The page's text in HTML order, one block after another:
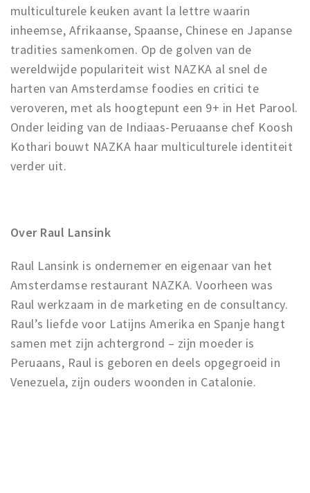
multiculturele keuken avant la lettre waarin
inheemse, Afrikaanse, Spaanse, Chinese en Japanse
tradities samenkomen. Op de golven van de
wereldwijde populariteit wist NAZKA al snel de
harten van Amsterdamse foodies en critici te
veroveren, met als hoogtepunt een 9+ in Het Parool.
Onder leiding van de Indiaas-Peruaanse chef Koosh
Kothari bouwt NAZKA haar multiculturele identiteit
verder uit.
Over Raul Lansink
Raul Lansink is ondernemer en eigenaar van het
Amsterdamse restaurant NAZKA. Voorheen was
Raul werkzaam in de marketing en de consultancy.
Raul’s liefde voor Latijns Amerika en Spanje hangt
samen met zijn achtergrond – zijn moeder is
Peruaans, Raul is geboren en deels opgegroeid in
Venezuela, zijn ouders woonden in Catalonie.